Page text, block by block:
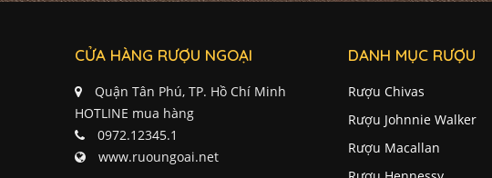
CỬA HÀNG RƯỢU NGOẠI
Quận Tân Phú, TP. Hồ Chí Minh
HOTLINE mua hàng
0972.12345.1
www.ruoungoai.net
DANH MỤC RƯỢU
Rượu Chivas
Rượu Johnnie Walker
Rượu Macallan